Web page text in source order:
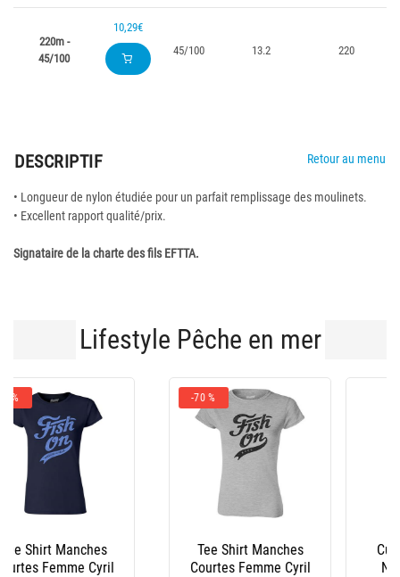
220m -
45/100
10,29€
45/100
13.2 220
DESCRIPTIF Retour au menu
• Longueur de nylon étudiée pour un parfait remplissage des moulinets.
• Excellent rapport qualité/prix.
Signataire de la charte des fils EFTTA.
Lifestyle Pêche en mer
Cuissardes Ragot
Neoprene-Lined
-10 %
Bottes Homme Le
Chameau - Marine